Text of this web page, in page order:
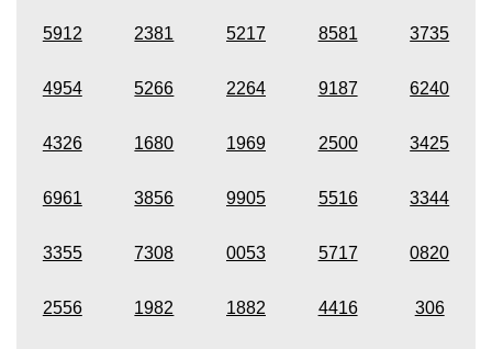
5912 2381 5217 8581 3735
4954 5266 2264 9187 6240
4326 1680 1969 2500 3425
6961 3856 9905 5516 3344
3355 7308 0053 5717 0820
2556 1982 1882 4416 306